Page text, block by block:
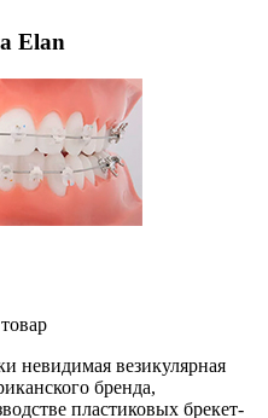
Elan
невидимая везикулярная
бренда,
пластиковых брекет-